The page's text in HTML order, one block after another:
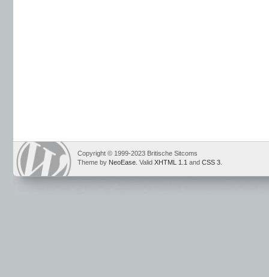
Copyright © 1999-2023 Britische Sitcoms
Theme by NeoEase . Valid XHTML 1.1 and CSS 3